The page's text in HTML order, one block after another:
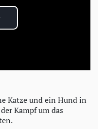
Katze und ein Hund in
Kampf um das